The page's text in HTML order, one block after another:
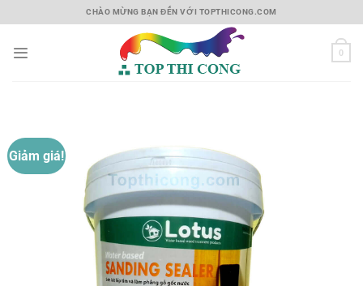
to
CHÀO MỪNG BẠN ĐẾN VỚI TOPTHICONG.COM
0
Giảm giá!